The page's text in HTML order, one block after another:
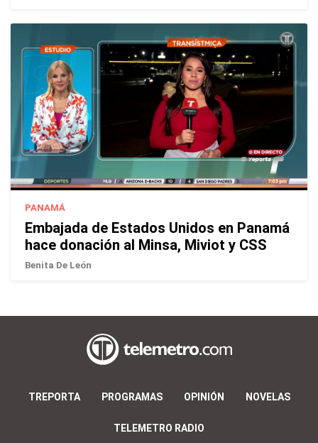
PANAMÁ
Embajada de Estados Unidos en Panamá
hace donación al Minsa, Miviot y CSS
Benita De León
TREPORTA PROGRAMAS OPINIÓN NOVELAS
TELEMETRO RADIO